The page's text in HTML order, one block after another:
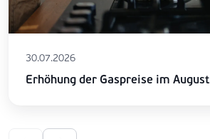
30.07.2026
Erhöhung der Gaspreise im August